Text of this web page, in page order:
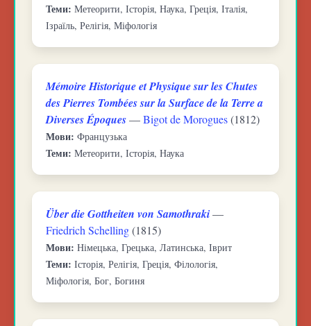
Теми: Метеорити, Історія, Наука, Греція, Італія,
Ізраїль, Релігія, Міфологія
Mémoire Historique et Physique sur les Chutes
des Pierres Tombées sur la Surface de la Terre a
Diverses Époques—Bigot de Morogues(1812)
Мови: Французька
Теми: Метеорити, Історія, Наука
Über die Gottheiten von Samothraki—
Friedrich Schelling(1815)
Мови: Німецька, Грецька, Латинська, Іврит
Теми: Історія, Релігія, Греція, Філологія,
Міфологія, Бог, Богиня